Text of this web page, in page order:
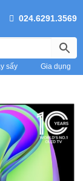
024.6291.3569
sấy Gia dụng